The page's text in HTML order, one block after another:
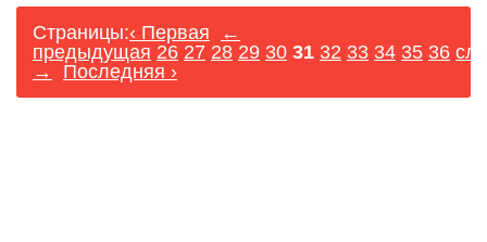
Страницы:‹ Первая
←
предыдущая 26 27 28 29 30 31 32 33 34 35 36
→
Последняя ›